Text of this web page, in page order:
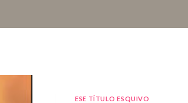
ESE TÍTULO ESQUIVO